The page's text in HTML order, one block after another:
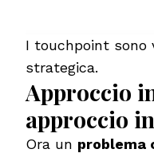
I touchpoint sono
strategica.
Approccio
approccio
Ora un problema